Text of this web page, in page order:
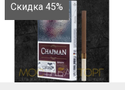
Скидка 45%